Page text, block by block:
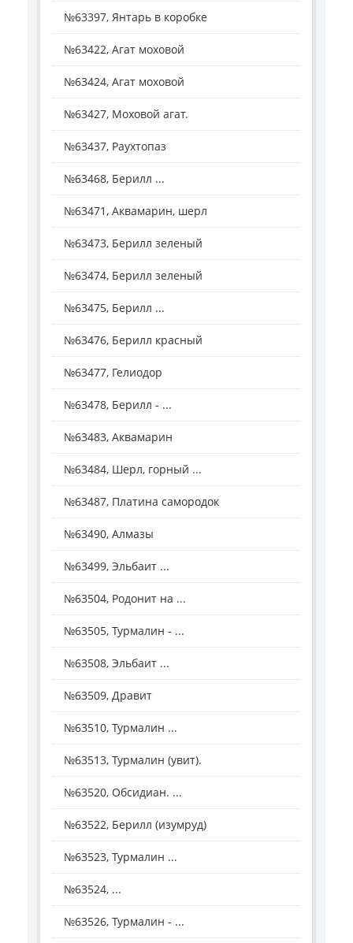
№63397, Янтарь в коробке
№63422, Агат моховой
№63424, Агат моховой
№63427, Моховой агат.
№63437, Раухтопаз
№63468, Берилл ...
№63471, Аквамарин, шерл
№63473, Берилл зеленый
№63474, Берилл зеленый
№63475, Берилл ...
№63476, Берилл красный
№63477, Гелиодор
№63478, Берилл - ...
№63483, Аквамарин
№63484, Шерл, горный ...
№63487, Платина самородок
№63490, Алмазы
№63499, Эльбаит ...
№63504, Родонит на ...
№63505, Турмалин - ...
№63508, Эльбаит ...
№63509, Дравит
№63510, Турмалин ...
№63513, Турмалин (увит).
№63520, Обсидиан. ...
№63522, Берилл (изумруд)
№63523, Турмалин ...
№63524, ...
№63526, Турмалин - ...